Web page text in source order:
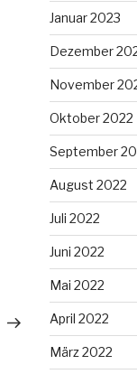
Nächster
Beitrag
Januar 2023
Dezember
November
Oktober 2022
September
August 2022
Juli 2022
Juni 2022
Mai 2022
April 2022
März 2022